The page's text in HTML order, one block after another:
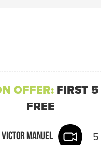
OFFER: FIRST
FREE
Manuel